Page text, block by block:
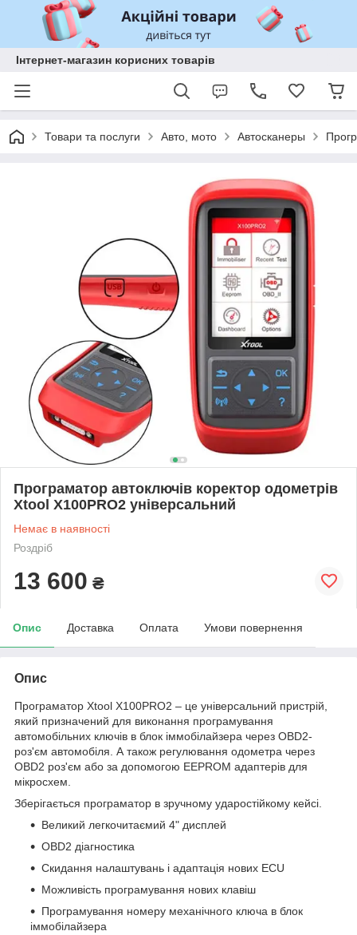
Інтернет-магазин корисних товарів
Товари та послуги Авто, мото Автосканеры
Програматор автоключів коректор одометрів
Xtool X100PRO2 універсальний
Немає в наявності
Роздріб
13 600 ₴
Опис Доставка Оплата Умови повернення
Опис
Програматор Xtool X100PRO2 – це універсальний пристрій,
який призначений для виконання програмування
автомобільних ключів в блок іммобілайзера через OBD2-
роз'єм автомобіля. А також регулювання одометра через
OBD2 роз'єм або за допомогою EEPROM адаптерів для
мікросхем.
Зберігається програматор в зручному ударостійкому кейсі.
Великий легкочитаємий 4" дисплей
OBD2 діагностика
Скидання налаштувань і адаптація нових ECU
Можливість програмування нових клавіш
Програмування номеру механічного ключа в блок
іммобілайзера